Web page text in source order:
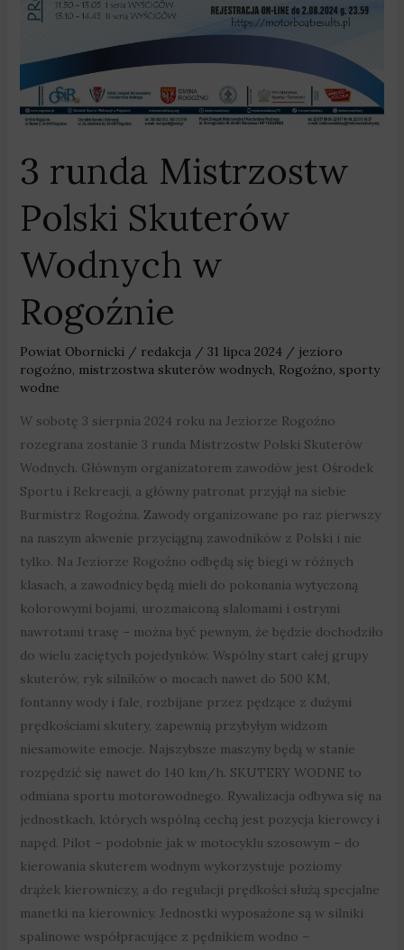
3 runda Mistrzostw
Polski Skuterów
Wodnych w
Rogoźnie
Powiat Obornicki/ redakcja / 31 lipca 2024 / jezioro
rogoźno, mistrzostwa skuterów wodnych, Rogoźno, sporty
wodne
W sobotę 3 sierpnia 2024 roku na Jeziorze Rogoźno
rozegrana zostanie 3 runda Mistrzostw Polski Skuterów
Wodnych. Głównym organizatorem zawodów jest Ośrodek
Sportu i Rekreacji, a główny patronat przyjął na siebie
Burmistrz Rogoźna. Zawody organizowane po raz pierwszy
na naszym akwenie przyciągną zawodników z Polski i nie
tylko. Na Jeziorze Rogoźno odbędą się biegi w różnych
klasach, a zawodnicy będą mieli do pokonania wytyczoną
kolorowymi bojami, urozmaiconą slalomami i ostrymi
nawrotami trasę – można być pewnym, że będzie dochodziło
do wielu zaciętych pojedynków. Wspólny start całej grupy
skuterów, ryk silników o mocach nawet do 500 KM,
fontanny wody i fale, rozbijane przez pędzące z dużymi
prędkościami skutery, zapewnią przybyłym widzom
niesamowite emocje. Najszybsze maszyny będą w stanie
rozpędzić się nawet do 140 km/h. SKUTERY WODNE to
odmiana sportu motorowodnego. Rywalizacja odbywa się na
jednostkach, których wspólną cechą jest pozycja kierowcy i
napęd. Pilot – podobnie jak w motocyklu szosowym – do
kierowania skuterem wodnym wykorzystuje poziomy
drążek kierowniczy, a do regulacji prędkości służą specjalne
manetki na kierownicy. Jednostki wyposażone są w silniki
spalinowe współpracujące z pędnikiem wodno –